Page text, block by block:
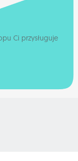
Ci przysługuje